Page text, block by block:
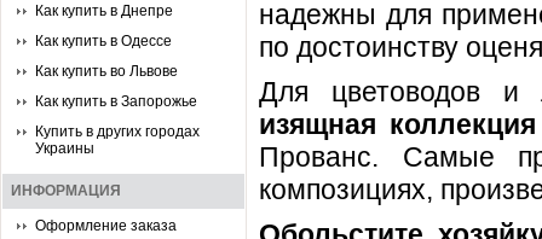
Как купить в Днепре
Как купить в Одессе
Как купить во Львове
Как купить в Запорожье
Купить в других городах
Украины
ИНФОРМАЦИЯ
Оформление заказа
надежны для
по достоинству
Для цветоводов и
изящная коллекция
Прованс. Самые
композициях,